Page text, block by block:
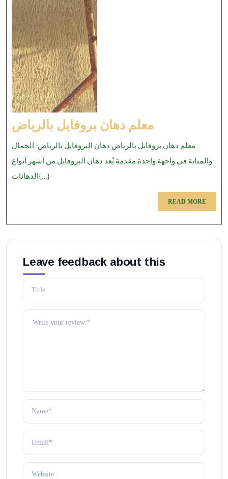
معلم دهان بروفايل بالرياضمعلم
دهان
بروفايل
بالرياض
معلم دهان بروفايل بالرياض دهان البروفايل بالرياض: الجمال
والمتانة في واجهة واحدة مقدمة يُعد دهان البروفايل من أشهر أنواع
الدهانات{...}
READ MOREREAD
MORE
Leave feedback about this